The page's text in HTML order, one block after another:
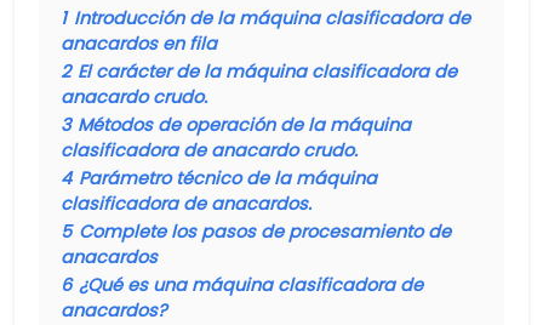
1 Introducción de la máquina clasificadora de
anacardos en fila
2 El carácter de la máquina clasificadora de
anacardo crudo.
3 Métodos de operación de la máquina
clasificadora de anacardo crudo.
4 Parámetro técnico de la máquina
clasificadora de anacardos.
5 Complete los pasos de procesamiento de
anacardos
6 ¿Qué es una máquina clasificadora de
anacardos?